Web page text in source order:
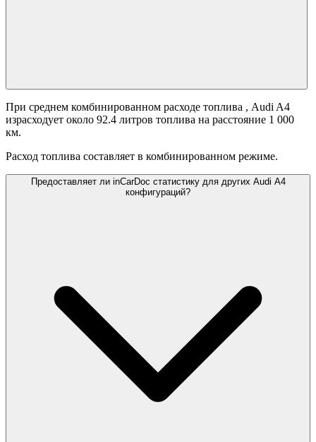
При среднем комбинированном расходе топлива , Audi A4
израсходует около 92.4 литров топлива на расстояние 1 000
км.
Расход топлива составляет в комбинированном режиме.
Предоставляет ли inCarDoc статистику для других Audi A4
конфигураций?